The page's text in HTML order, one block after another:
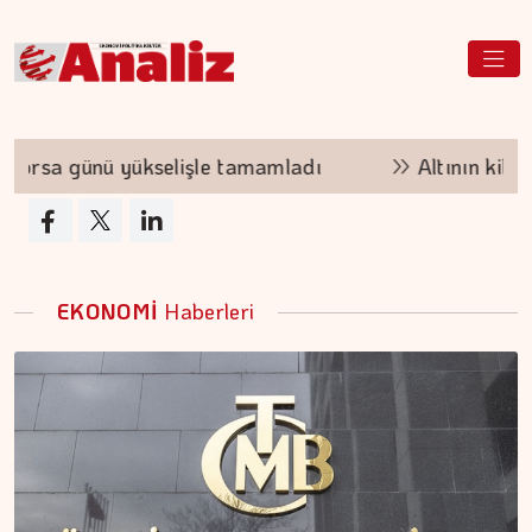
günü yükselişle tamamladı Altının
EKONOMİ Haberleri